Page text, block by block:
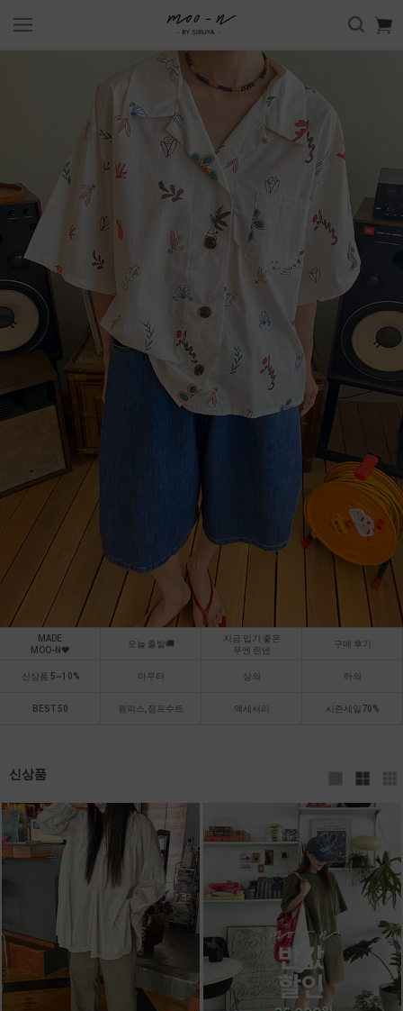
MADE
MOO-N🖤
오늘 출발🚚
지금 입기 좋은
무엔 린넨
구매 후기
신상품 5~10% 아우터 상의 하의
BEST 50 원피스,점프수트 액세서리 시즌세일70%
신상품